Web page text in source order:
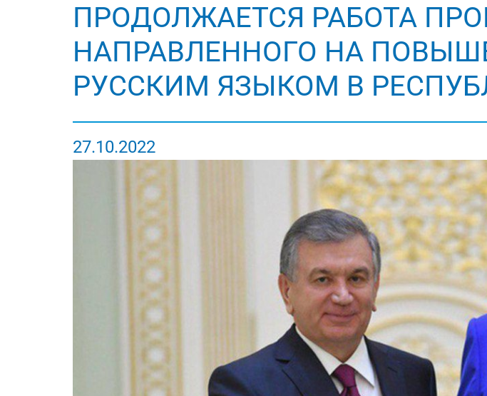
ПРОДОЛЖАЕТСЯ РАБОТА
НАПРАВЛЕННОГО НА
РУССКИМ ЯЗЫКОМ В
27.10.2022